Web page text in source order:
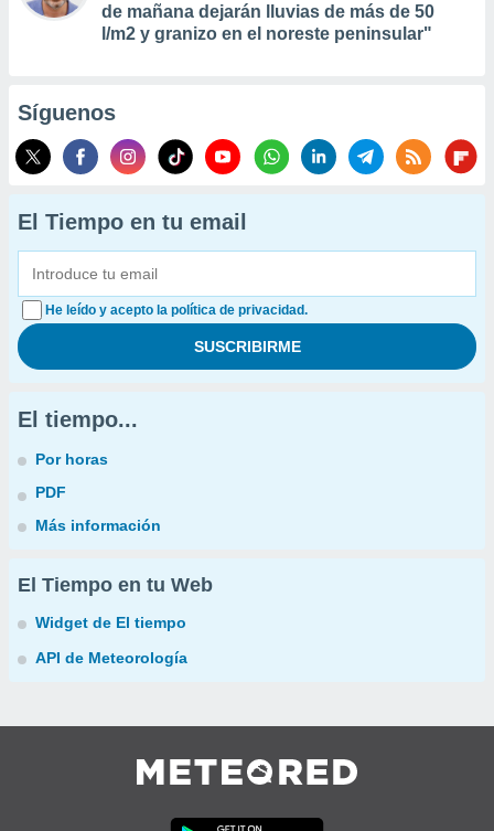
de mañana dejarán lluvias de más de 50
l/m2 y granizo en el noreste peninsular"
Síguenos
El Tiempo en tu email
He leído y acepto la política de privacidad.
El tiempo...
Por horas
PDF
Más información
El Tiempo en tu Web
Widget de El tiempo
API de Meteorología